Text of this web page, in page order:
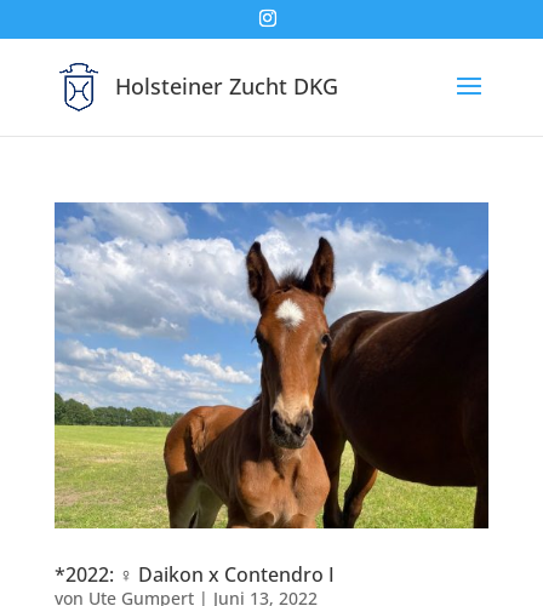
Holsteiner Zucht DKG
*2022: ♀ Daikon x Contendro I
von Ute Gumpert| Juni 13, 2022